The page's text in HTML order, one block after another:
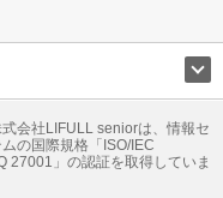
生 ママの就労支援
老後の暮らし情報
会社LIFULL seniorは、情報セ
の国際規格「ISO/IEC
27001」の認証を取得していま